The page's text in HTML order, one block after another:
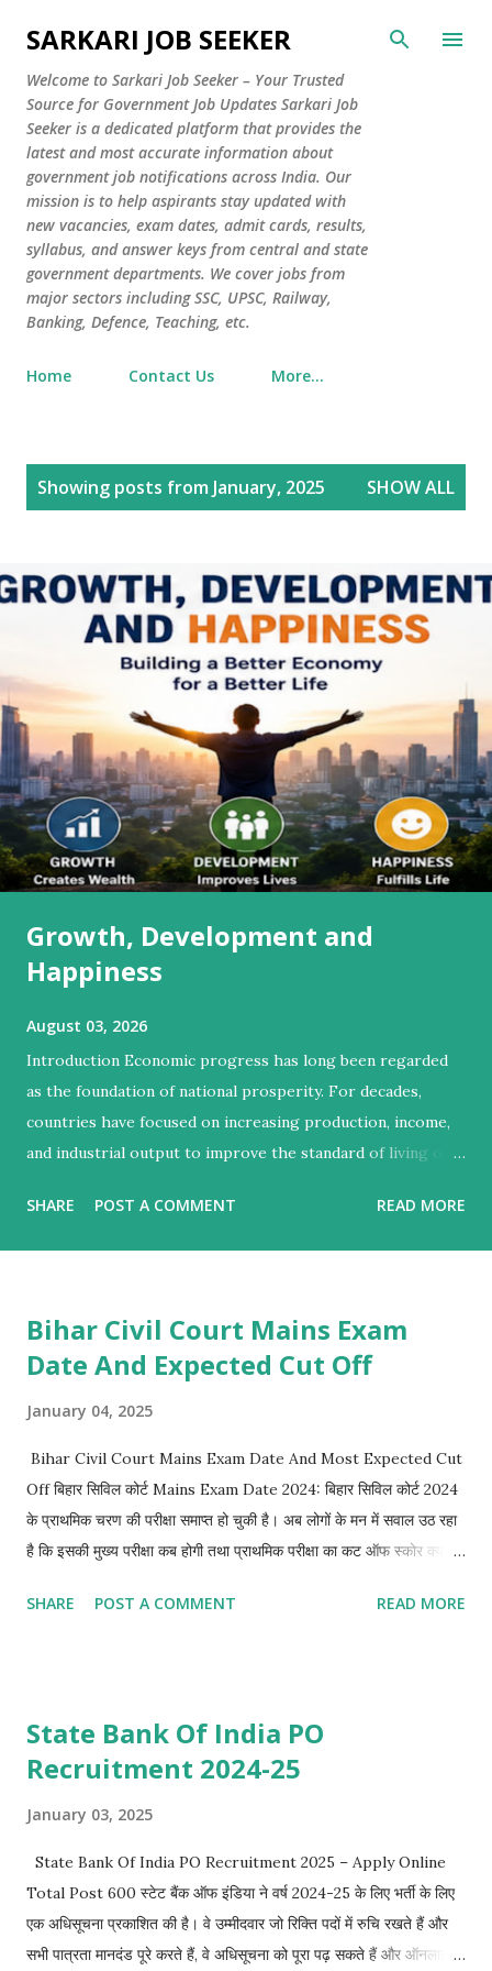
Skip to main content
SARKARI JOB SEEKER
Welcome to Sarkari Job Seeker – Your Trusted
Source for Government Job Updates Sarkari Job
Seeker is a dedicated platform that provides the
latest and most accurate information about
government job notifications across India. Our
mission is to help aspirants stay updated with
new vacancies, exam dates, admit cards, results,
syllabus, and answer keys from central and state
government departments. We cover jobs from
major sectors including SSC, UPSC, Railway,
Banking, Defence, Teaching, etc.
Home Contact Us More…
t
s
Showing posts from January, 2025 SHOW ALL
Growth, Development and
Happiness
August 03, 2026
Introduction Economic progress has long been regarded
as the foundation of national prosperity. For decades,
countries have focused on increasing production, income,
and industrial output to improve the standard of living of
scientists argue that economic growth alone cannot
Therefore, the concepts of growth, development, and
happiness have become central to understanding the true
encompasses improvements in the quality of life, education,
health, equality, and opportunities. Happiness goes one
step further by focusing on people's overall satisfaction,
mental well-being, and sense of purpose. This article
develop...
SHARE POST A COMMENT READ MORE
Bihar Civil Court Mains Exam
Date And Expected Cut Off
January 04, 2025
Bihar Civil Court Mains Exam Date And Most Expected Cut
Off बिहार सिविल कोर्ट Mains Exam Date 2024: बिहार सिविल कोर्ट 2024
के प्राथमिक चरण की परीक्षा समाप्त हो चुकी है। अब लोगों के मन में सवाल उठ रहा
है कि इसकी मुख्य परीक्षा कब होगी तथा प्राथमिक परीक्षा का कट ऑफ स्कोर क्या
पूरा पढ़े। Bihar Civil Court Pre Exam Cut Off Bihar Civil Court
साथ कई center पर तो उपस्थित छात्रों की संख्या 50% से भी कम थी। अगर
बात exam के level की करे तो shift 2 shift 1 के मुकाबले तोड़ा कठिन था
ऑफ की करे तो Bihar Civil Court Pre Exam का Cut Off General के
लिए 60-65 के बीच ही रहेगा। Bihar Civil Court Pre Exam Result
Bihar civil court pre exam result kab tak aayega? जैसा कि ह...
SHARE POST A COMMENT READ MORE
State Bank Of India PO
Recruitment 2024-25
January 03, 2025
State Bank Of India PO Recruitment 2025 – Apply Online
Total Post 600 स्टेट बैंक ऑफ इंडिया ने वर्ष 2024-25 के लिए भर्ती के लिए
एक अधिसूचना प्रकाशित की है। वे उम्मीदवार जो रिक्ति पदों में रुचि रखते हैं और
सभी पात्रता मानदंड पूरे करते हैं, वे अधिसूचना को पूरा पढ़ सकते हैं और ऑनलाइन